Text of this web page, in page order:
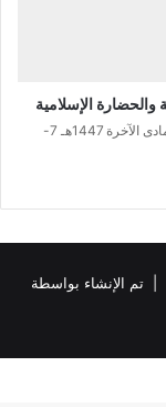
والحضارة الإسلامية
الأحد 16 جمادى الآخرة 1447هـ 7-